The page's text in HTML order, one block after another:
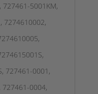
727461-5001KM,
7274610002,
727461-0001,
0004,